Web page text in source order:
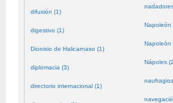
difusión (1)
digestivo (1)
Dionisio de Halicarnaso (1)
diplomacia (3)
directorio internacional (1)
Napoleón
Napoleón
Nápoles